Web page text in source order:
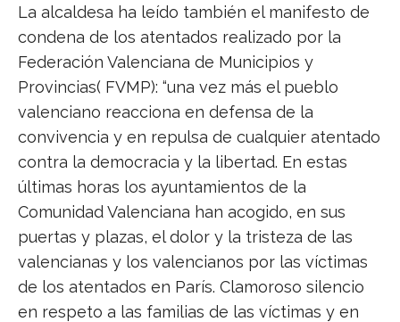
La alcaldesa ha leído también el manifesto de
condena de los atentados realizado por la
Federación Valenciana de Municipios y
Provincias( FVMP): “una vez más el pueblo
valenciano reacciona en defensa de la
convivencia y en repulsa de cualquier atentado
contra la democracia y la libertad. En estas
últimas horas los ayuntamientos de la
Comunidad Valenciana han acogido, en sus
puertas y plazas, el dolor y la tristeza de las
valencianas y los valencianos por las víctimas
de los atentados en París. Clamoroso silencio
en respeto a las familias de las víctimas y en